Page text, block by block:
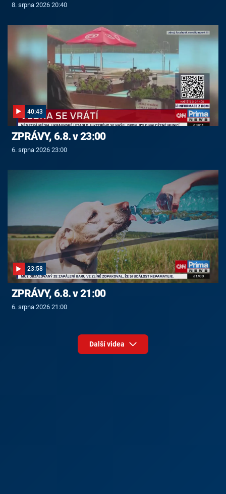
8. srpna 2026 20:40
40:43
ZPRÁVY, 6.8. v 23:00
6. srpna 2026 23:00
23:58
ZPRÁVY, 6.8. v 21:00
6. srpna 2026 21:00
Další videa